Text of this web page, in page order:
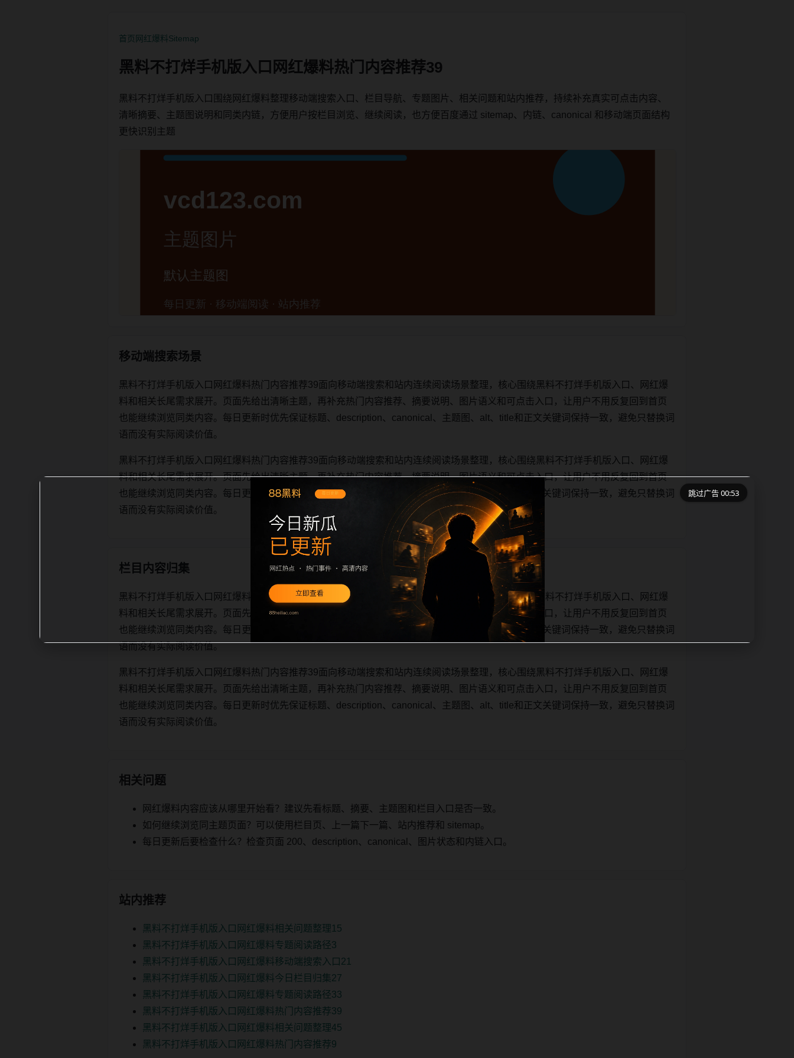
首页网红爆料Sitemap
黑料不打烊手机版入口网红爆料热门内容推荐39
黑料不打烊手机版入口围绕网红爆料整理移动端搜索入口、栏目导航、专题图片、相关问题和站内推荐，持续补充真实可点击内容、
清晰摘要、主题图说明和同类内链，方便用户按栏目浏览、继续阅读，也方便百度通过 sitemap、内链、canonical 和移动端页面结构
更快识别主题
移动端搜索场景
黑料不打烊手机版入口网红爆料热门内容推荐39面向移动端搜索和站内连续阅读场景整理，核心围绕黑料不打烊手机版入口、网红爆
料和相关长尾需求展开。页面先给出清晰主题，再补充热门内容推荐、摘要说明、图片语义和可点击入口，让用户不用反复回到首页
也能继续浏览同类内容。每日更新时优先保证标题、description、canonical、主题图、alt、title和正文关键词保持一致，避免只替换词
语而没有实际阅读价值。
黑料不打烊手机版入口网红爆料热门内容推荐39面向移动端搜索和站内连续阅读场景整理，核心围绕黑料不打烊手机版入口、网红爆
料和相关长尾需求展开。页面先给出清晰主题，再补充热门内容推荐、摘要说明、图片语义和可点击入口，让用户不用反复回到首页
也能继续浏览同类内容。每日更新时优先保证标题、description、canonical、主题图、alt、title和正文关键词保持一致，避免只替换词
语而没有实际阅读价值。
栏目内容归集
黑料不打烊手机版入口网红爆料热门内容推荐39面向移动端搜索和站内连续阅读场景整理，核心围绕黑料不打烊手机版入口、网红爆
料和相关长尾需求展开。页面先给出清晰主题，再补充热门内容推荐、摘要说明、图片语义和可点击入口，让用户不用反复回到首页
也能继续浏览同类内容。每日更新时优先保证标题、description、canonical、主题图、alt、title和正文关键词保持一致，避免只替换词
语而没有实际阅读价值。
黑料不打烊手机版入口网红爆料热门内容推荐39面向移动端搜索和站内连续阅读场景整理，核心围绕黑料不打烊手机版入口、网红爆
料和相关长尾需求展开。页面先给出清晰主题，再补充热门内容推荐、摘要说明、图片语义和可点击入口，让用户不用反复回到首页
也能继续浏览同类内容。每日更新时优先保证标题、description、canonical、主题图、alt、title和正文关键词保持一致，避免只替换词
语而没有实际阅读价值。
相关问题
网红爆料内容应该从哪里开始看？建议先看标题、摘要、主题图和栏目入口是否一致。
如何继续浏览同主题页面？可以使用栏目页、上一篇下一篇、站内推荐和 sitemap。
每日更新后要检查什么？检查页面 200、description、canonical、图片状态和内链入口。
站内推荐
黑料不打烊手机版入口网红爆料相关问题整理15
黑料不打烊手机版入口网红爆料专题阅读路径3
黑料不打烊手机版入口网红爆料移动端搜索入口21
黑料不打烊手机版入口网红爆料今日栏目归集27
黑料不打烊手机版入口网红爆料专题阅读路径33
黑料不打烊手机版入口网红爆料热门内容推荐39
黑料不打烊手机版入口网红爆料相关问题整理45
黑料不打烊手机版入口网红爆料热门内容推荐9
跳过广告 00:53